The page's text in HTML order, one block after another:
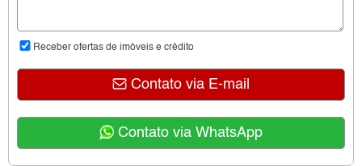
Receber ofertas de imóveis e crédito
Contato via E-mail
Contato via WhatsApp